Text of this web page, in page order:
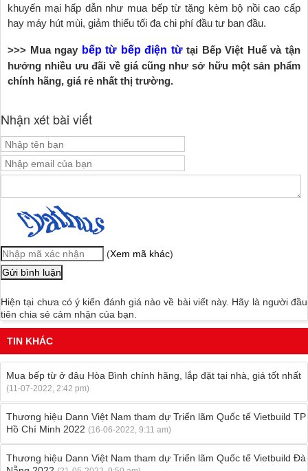
khuyến mại hấp dẫn như mua bếp từ tặng kèm bộ nồi cao cấp
hay máy hút mùi, giảm thiểu tối đa chi phí đầu tư ban đầu.
>>> Mua ngay bếp từ bếp điện từtại Bếp Việt Huế và tận
hưởng nhiều ưu đãi về giá cũng như sở hữu một sản phẩm
chính hãng, giá rẻ nhất thị trường.
Nhận xét bài viết
(Xem mã khác)
Hiện tại chưa có ý kiến đánh giá nào về bài viết này. Hãy là người đầu
tiên chia sẻ cảm nhận của bạn.
TIN KHÁC
Mua bếp từ ở đâu Hòa Bình chính hãng, lắp đặt tại nhà, giá tốt nhất
(11-07-2022, 2:42 pm)
Thương hiệu Dann Việt Nam tham dự Triển lãm Quốc tế Vietbuild TP
Hồ Chí Minh 2022 (16-06-2022, 9:11 am)
Thương hiệu Dann Việt Nam tham dự Triển lãm Quốc tế Vietbuild Đà